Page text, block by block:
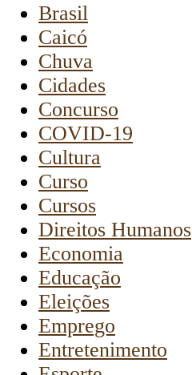
Brasil
Caicó
Chuva
Cidades
Concurso
COVID-19
Cultura
Curso
Cursos
Direitos Humanos
Economia
Educação
Eleições
Emprego
Entretenimento